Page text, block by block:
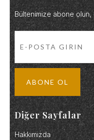
Bültenimize abone olun,
Diğer Sayfalar
Hakkımızda